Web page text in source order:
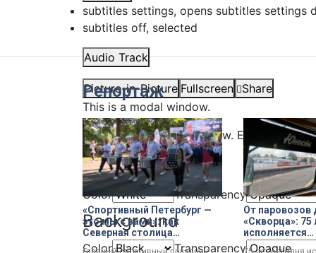
subtitles settings, opens subtitles settings
subtitles off, selected
Audio Track
Picture-in-Picture Fullscreen
Share
This is a modal window.
Beginning of dialog window. Escape will
Text
Color Transparency
Background
Color Transparency
Репортаж
«Спортивный Петербург —
это мы с вами»: как
Северная столица
отметила День
От паровозов
«Скворца»: 75
исполняется